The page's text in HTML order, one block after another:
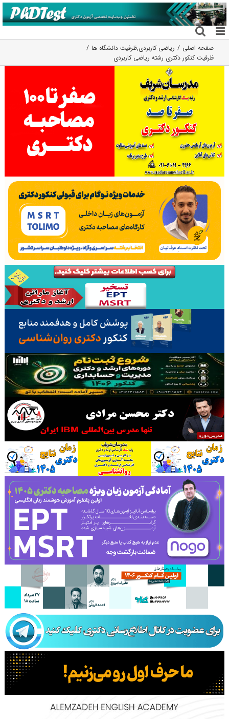
رفتن
به
محتوا
صفحه اصلی ریاضی کاربردی,ظرفیت دانشگاه ها
ظرفیت کنکور دکتری رشته رﻳﺎضی کاربردی